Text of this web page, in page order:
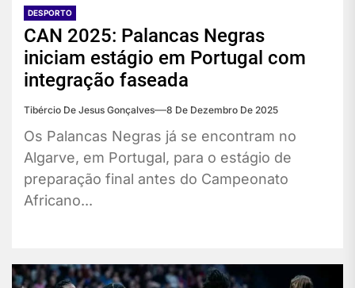
DESPORTO
CAN 2025: Palancas Negras
iniciam estágio em Portugal com
integração faseada
Tibércio De Jesus Gonçalves 8 De Dezembro De 2025
Os Palancas Negras já se encontram no
Algarve, em Portugal, para o estágio de
preparação final antes do Campeonato
Africano...